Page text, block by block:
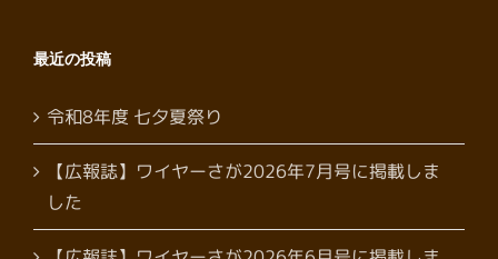
最近の投稿
令和8年度 七夕夏祭り
【広報誌】ワイヤーさが2026年7月号に掲載しま
した